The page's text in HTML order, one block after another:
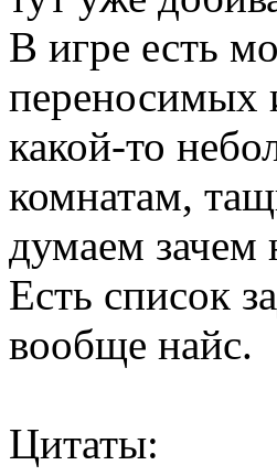
В игре есть
переносимых
какой-то
комнатам,
думаем зачем
Есть список
вообще найс.
Цитаты: